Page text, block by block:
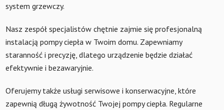
system grzewczy.
Nasz zespół specjalistów chętnie zajmie się profesjonalną
instalacją pompy ciepła w Twoim domu. Zapewniamy
staranność i precyzję, dlatego urządzenie będzie działać
efektywnie i bezawaryjnie.
Oferujemy także usługi serwisowe i konserwacyjne, które
zapewnią długą żywotność Twojej pompy ciepła. Regularne